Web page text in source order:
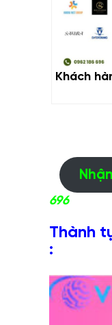
Khách
696
Thành
: